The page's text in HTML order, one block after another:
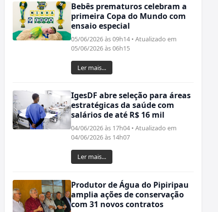
Bebês prematuros celebram a
primeira Copa do Mundo com
ensaio especial
05/06/2026 às 09h14 • Atualizado em
05/06/2026 às 06h15
Ler mais...
IgesDF abre seleção para áreas
estratégicas da saúde com
salários de até R$ 16 mil
04/06/2026 às 17h04 • Atualizado em
04/06/2026 às 14h07
Ler mais...
Produtor de Água do Pipiripau
amplia ações de conservação
com 31 novos contratos